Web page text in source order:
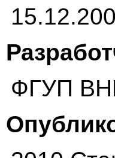
ФГУП